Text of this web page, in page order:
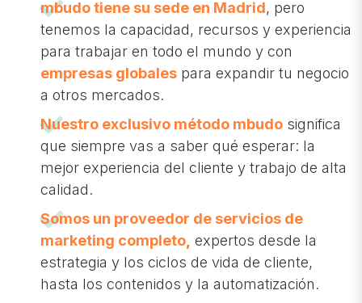
mbudo tiene su sede en Madrid, pero
tenemos la capacidad, recursos y experiencia
para trabajar en todo el mundo y con
empresas globales para expandir tu negocio
a otros mercados.
Nuestro exclusivo método mbudo significa
que siempre vas a saber qué esperar: la
mejor experiencia del cliente y trabajo de alta
calidad.
Somos un proveedor de servicios de
marketing completo expertos desde la
estrategia y los ciclos de vida de cliente,
hasta los contenidos y la automatización.